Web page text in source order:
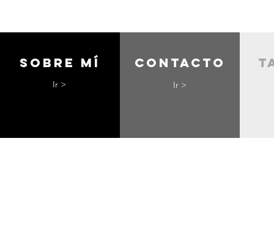
Sobre mí
Ir >
contacto
Ir >